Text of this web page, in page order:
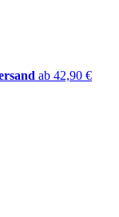
ab 42,90 €